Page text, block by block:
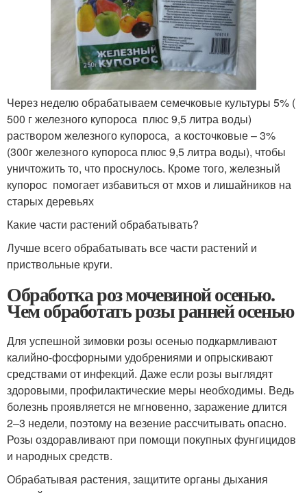
Через неделю обрабатываем семечковые культуры 5% (
500 г железного купороса плюс 9,5 литра воды)
раствором железного купороса, а косточковые – 3%
(300г железного купороса плюс 9,5 литра воды), чтобы
уничтожить то, что проснулось. Кроме того, железный
купорос помогает избавиться от мхов и лишайников на
старых деревьях
Какие части растений обрабатывать?
Лучше всего обрабатывать все части растений и
приствольные круги.
Обработка роз мочевиной осенью.
Чем обработать розы ранней осенью
Для успешной зимовки розы осенью подкармливают
калийно-фосфорными удобрениями и опрыскивают
средствами от инфекций. Даже если розы выглядят
здоровыми, профилактические меры необходимы. Ведь
болезнь проявляется не мгновенно, заражение длится
2–3 недели, поэтому на везение рассчитывать опасно.
Розы оздоравливают при помощи покупных фунгицидов
и народных средств.
Обрабатывая растения, защитите органы дыхания